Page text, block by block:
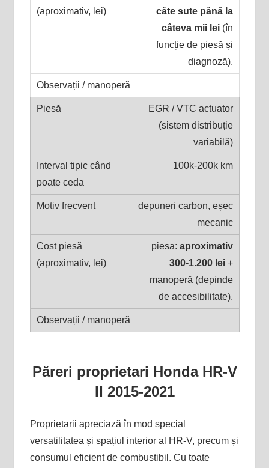
câte sute până la
câteva mii lei(în
funcție de piesă și
diagnoză).
EGR / VTC actuator
(sistem distribuție
variabilă)
100k-200k km
depuneri carbon, eșec
mecanic
piesa: aproximativ
300-1.200 lei+
manoperă (depinde
de accesibilitate).
Păreri proprietari Honda HR-V
II 2015-2021
Proprietarii apreciază în mod special
versatilitatea și spațiul interior al HR-V, precum și
consumul eficient de combustibil. Cu toate